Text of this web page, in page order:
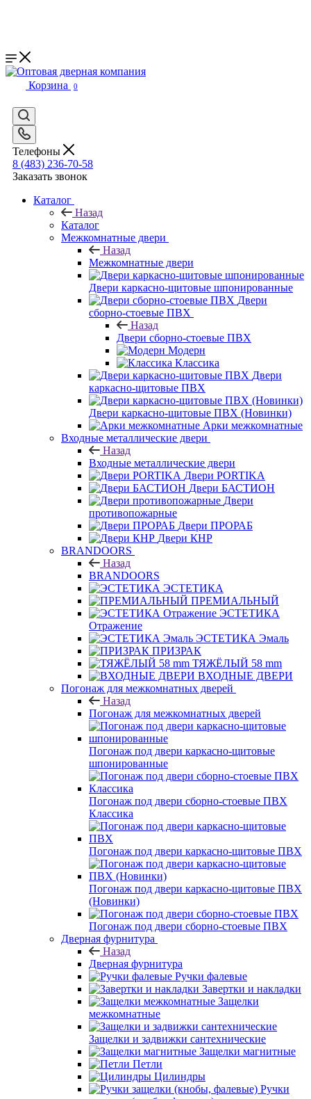
Корзина 0
Телефоны
8 (483) 236-70-58
Заказать звонок
Каталог
Назад
Каталог
Межкомнатные двери
Назад
Межкомнатные двери
Двери каркасно-щитовые шпонированные
Двери
сборно-стоевые ПВХ
Назад
Двери сборно-стоевые ПВХ
Модерн
Классика
Двери
каркасно-щитовые ПВХ
Двери каркасно-щитовые ПВХ (Новинки)
Арки межкомнатные
Входные металлические двери
Назад
Входные металлические двери
Двери PORTIKA
Двери БАСТИОН
Двери
противопожарные
Двери ПРОРАБ
Двери КНР
BRANDOORS
Назад
BRANDOORS
ЭСТЕТИКА
ПРЕМИАЛЬНЫЙ
ЭСТЕТИКА
Отражение
ЭСТЕТИКА Эмаль
ПРИЗРАК
ТЯЖЁЛЫЙ 58 mm
ВХОДНЫЕ ДВЕРИ
Погонаж для межкомнатных дверей
Назад
Погонаж для межкомнатных дверей
Погонаж под двери каркасно-щитовые
шпонированные
Погонаж под двери сборно-стоевые ПВХ
Классика
Погонаж под двери каркасно-щитовые ПВХ
Погонаж под двери каркасно-щитовые ПВХ
(Новинки)
Погонаж под двери сборно-стоевые ПВХ
Дверная фурнитура
Назад
Дверная фурнитура
Ручки фалевые
Завертки и накладки
Защелки
межкомнатные
Защелки и задвижки сантехнические
Защелки магнитные
Петли
Цилиндры
Ручки